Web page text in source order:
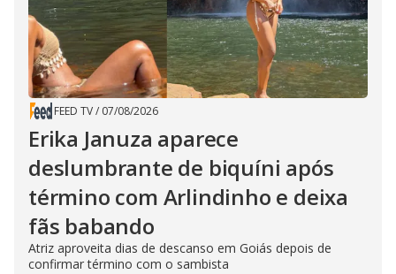
FEED TV/ 07/08/2026
Erika Januza aparece
deslumbrante de biquíni após
término com Arlindinho e deixa
fãs babando
Atriz aproveita dias de descanso em Goiás depois de
confirmar término com o sambista